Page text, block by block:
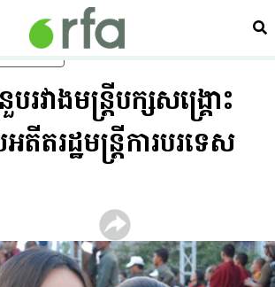
ចម្បង ស្វ
វាង​មន្ត្រី​បក្ស​សង្គ្រោះ​
ត​រដ្ឋមន្ត្រី​ការ​បរទេស​